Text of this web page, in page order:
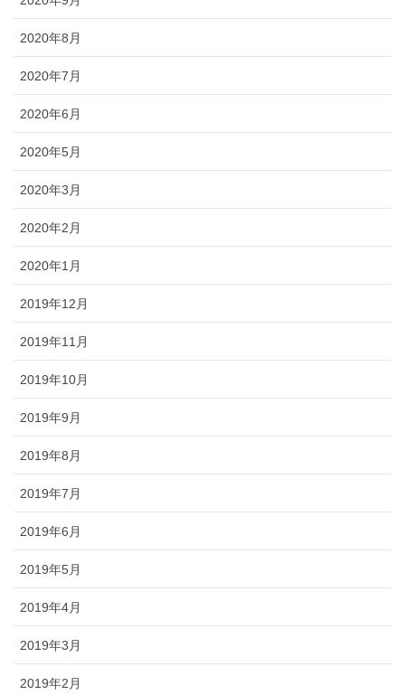
2020年8月
2020年7月
2020年6月
2020年5月
2020年3月
2020年2月
2020年1月
2019年12月
2019年11月
2019年10月
2019年9月
2019年8月
2019年7月
2019年6月
2019年5月
2019年4月
2019年3月
2019年2月